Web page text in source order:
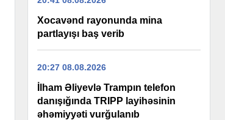
Xocavənd rayonunda mina
partlayışı baş verib
20:27 08.08.2026
İlham Əliyevlə Trampın telefon
danışığında TRIPP layihəsinin
əhəmiyyəti vurğulanıb